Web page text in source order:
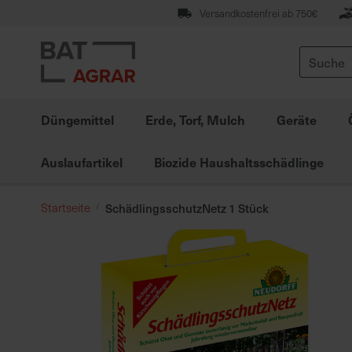
springen
Versandkostenfrei ab 750€
Suche
Düngemittel Erde, Torf, Mulch Geräte
Auslaufartikel Biozide Haushaltsschädlinge
Startseite SchädlingsschutzNetz 1 Stück